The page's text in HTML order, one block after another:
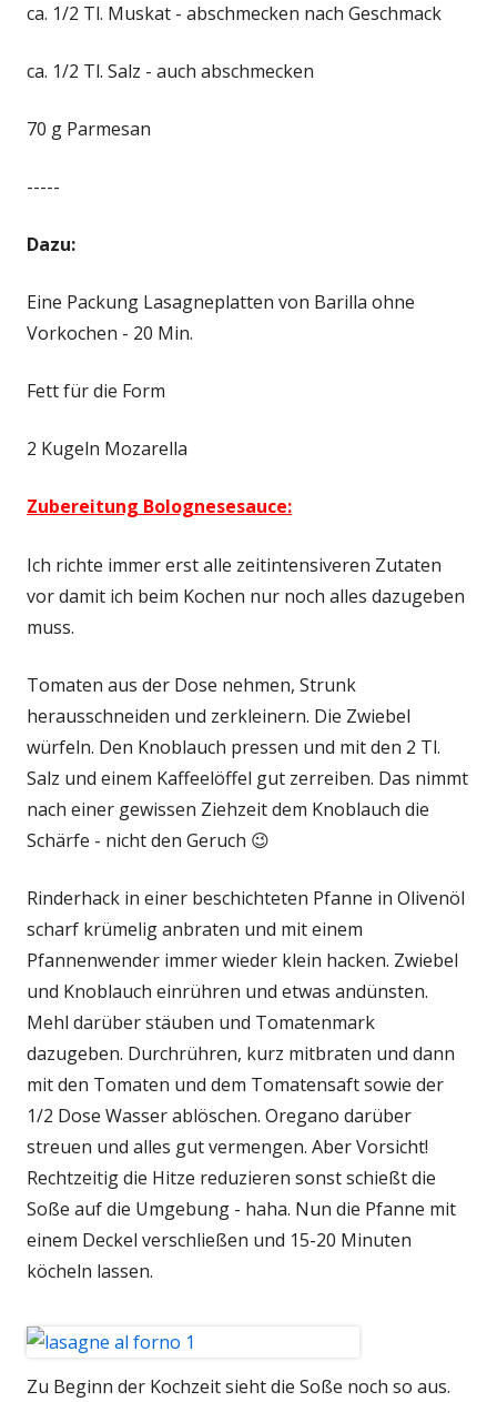
ca. 1/2 Tl. Muskat - abschmecken nach Geschmack
ca. 1/2 Tl. Salz - auch abschmecken
70 g Parmesan
-----
Dazu:
Eine Packung Lasagneplatten von Barilla ohne
Vorkochen - 20 Min.
Fett für die Form
2 Kugeln Mozarella
Zubereitung Bolognesesauce:
Ich richte immer erst alle zeitintensiveren Zutaten
vor damit ich beim Kochen nur noch alles dazugeben
muss.
Tomaten aus der Dose nehmen, Strunk
herausschneiden und zerkleinern. Die Zwiebel
würfeln. Den Knoblauch pressen und mit den 2 Tl.
Salz und einem Kaffeelöffel gut zerreiben. Das nimmt
nach einer gewissen Ziehzeit dem Knoblauch die
Schärfe - nicht den Geruch 😉
Rinderhack in einer beschichteten Pfanne in Olivenöl
scharf krümelig anbraten und mit einem
Pfannenwender immer wieder klein hacken. Zwiebel
und Knoblauch einrühren und etwas andünsten.
Mehl darüber stäuben und Tomatenmark
dazugeben. Durchrühren, kurz mitbraten und dann
mit den Tomaten und dem Tomatensaft sowie der
1/2 Dose Wasser ablöschen. Oregano darüber
streuen und alles gut vermengen. Aber Vorsicht!
Rechtzeitig die Hitze reduzieren sonst schießt die
Soße auf die Umgebung - haha. Nun die Pfanne mit
einem Deckel verschließen und 15-20 Minuten
köcheln lassen.
Zu Beginn der Kochzeit sieht die Soße noch so aus.